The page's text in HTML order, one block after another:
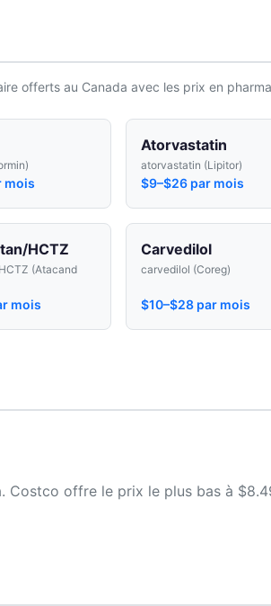
offerts au Canada avec les prix en
mois
Atorvastatin
atorvastatin (Lipitor)
$9–$26 par mois
HCTZ
(Atacand
mois
Carvedilol
carvedilol (Coreg)
$10–$28 par mois
Costco offre le prix le plus bas à